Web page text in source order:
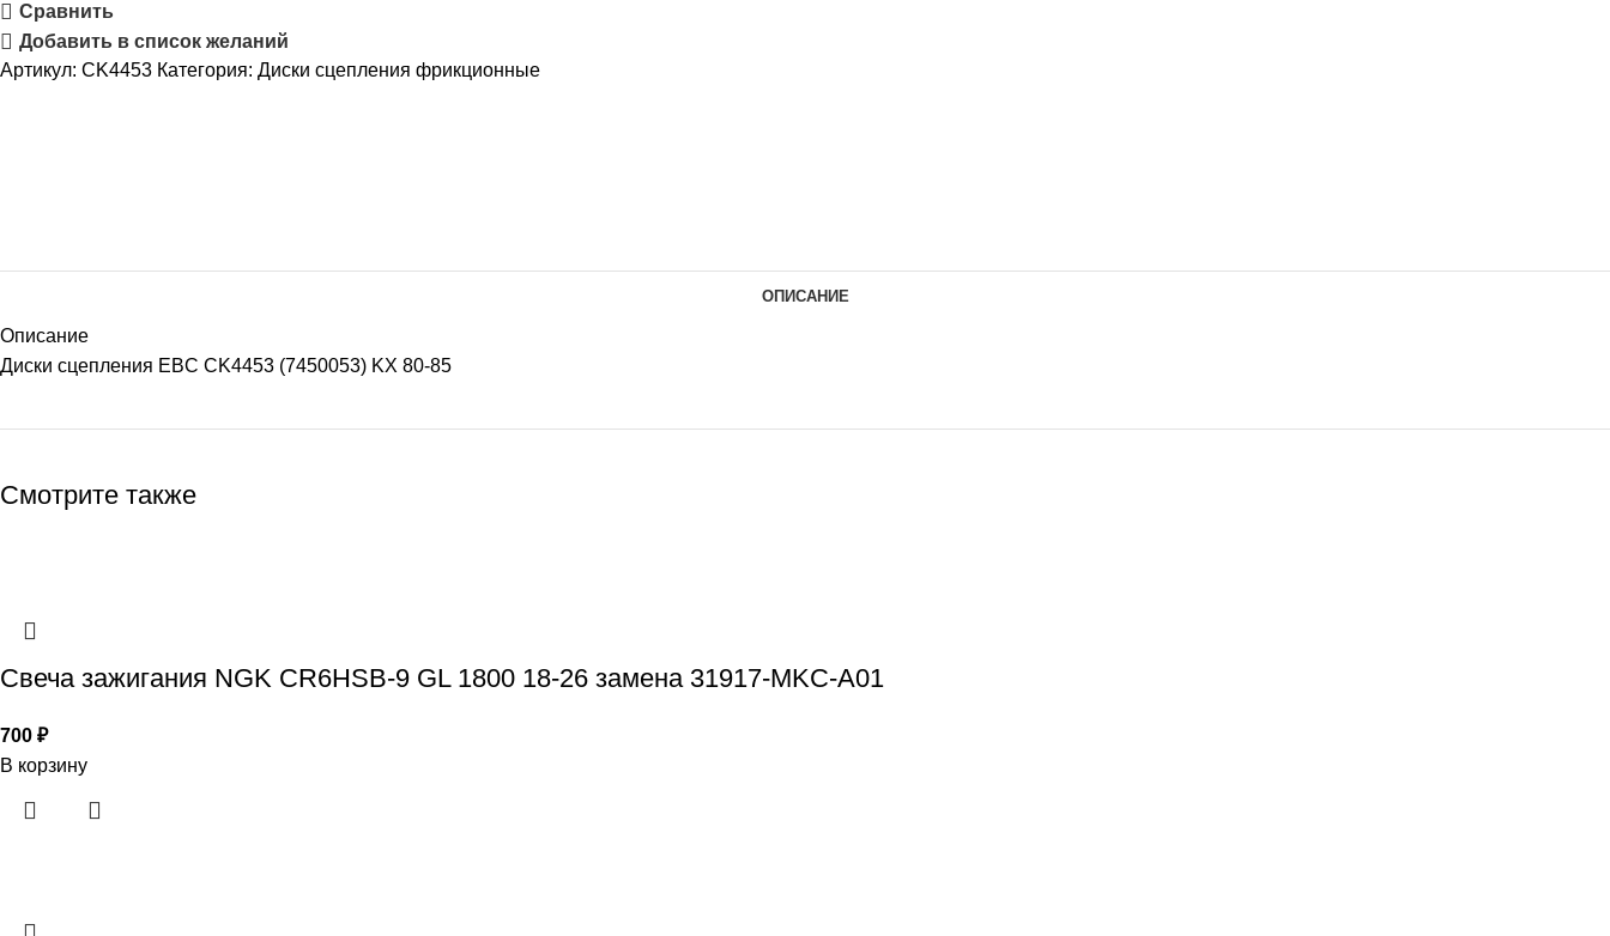
Сравнить
Добавить в список желаний
Артикул: CK4453 Категория: Диски сцепления фрикционные
ОПИСАНИЕ
Описание
Диски сцепления EBC CK4453 (7450053) KX 80-85
Смотрите также
Свеча зажигания NGK CR6HSB-9 GL 1800 18-26 замена 31917-MKC-A01
700 ₽
В корзину